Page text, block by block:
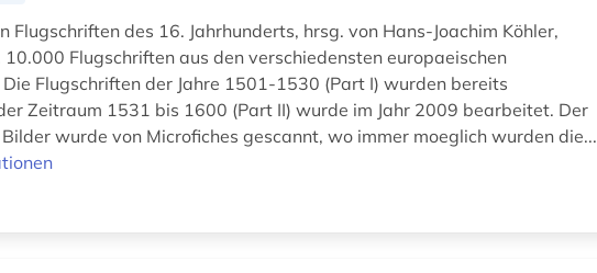
Flugschriften des 16. Jahrhunderts, hrsg. von Hans-Joachim Köhler,
10.000 Flugschriften aus den verschiedensten europaeischen
Flugschriften der Jahre 1501-1530 (Part I) wurden bereits
Zeitraum 1531 bis 1600 (Part II) wurde im Jahr 2009 bearbeitet. Der
wurde von Microfiches gescannt, wo immer moeglich wurden die...